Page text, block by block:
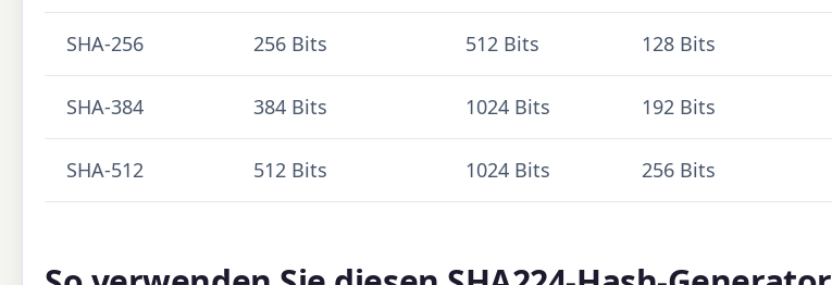
SHA-256 256 Bits 512 Bits 128 Bits
SHA-384 384 Bits 1024 Bits 192 Bits
SHA-512 512 Bits 1024 Bits 256 Bits